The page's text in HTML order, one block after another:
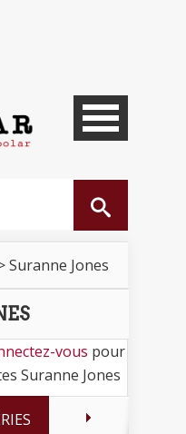
Suranne Jones
vous pour
Suranne Jones